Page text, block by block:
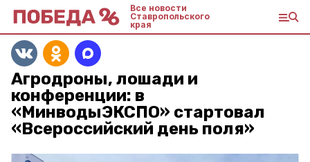
Все новости
Ставропольского
края
Агродроны, лошади и
конференции: в
«МинводыЭКСПО» стартовал
«Всероссийский день поля»